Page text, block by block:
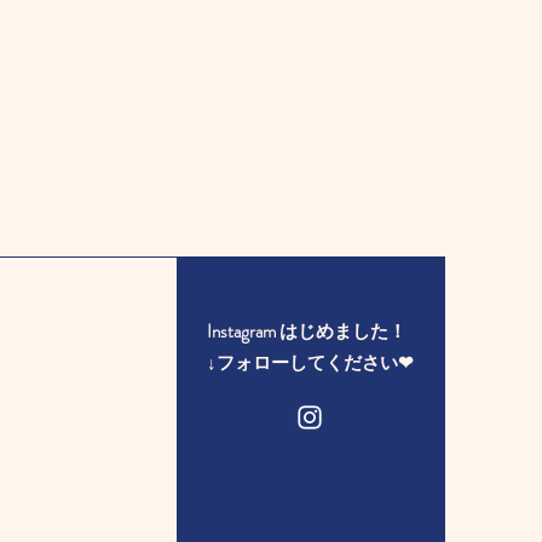
Instagram はじめました！
​↓フォローしてください❤︎